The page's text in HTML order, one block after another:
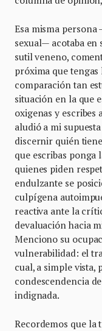
Esa misma
sexual— acotaba en
sutil veneno,
próxima que tengas
comparación tan
situación en la que
oxigenas y escribes
aludió a mi
discernir quién
que escribas ponga
quienes piden
endulzante se
culpígena
reactiva ante la
devaluación hacia
Menciono su
vulnerabilidad: el
cual, a simple vista,
condescendencia
indignada.
Recordemos que la